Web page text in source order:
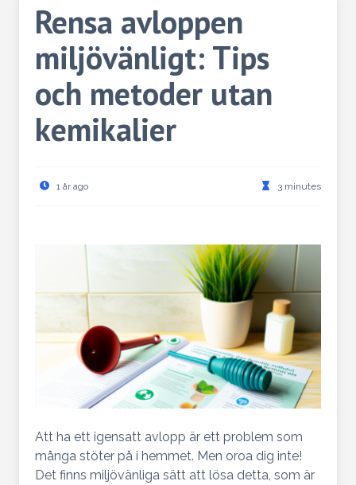
Rensa avloppen
miljövänligt: Tips
och metoder utan
kemikalier
1 år ago 3 minutes
Att ha ett igensatt avlopp är ett problem som
många stöter på i hemmet. Men oroa dig inte!
Det finns miljövänliga sätt att lösa detta, som är